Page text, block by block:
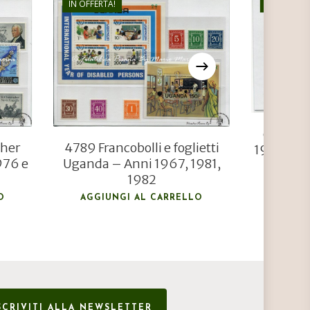
e
IN OFFERTA!
€17,00
€11,50
4789 Francobolli e foglietti
Uganda – Anni 1967, 1981,
1982
AGGIUNGI AL CARRELLO
6
1948
ALLA NEWSLETTER